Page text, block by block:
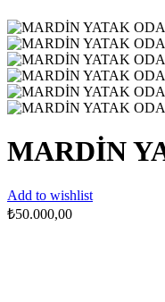
MARDİN
Add to wishlist
₺50.000,00